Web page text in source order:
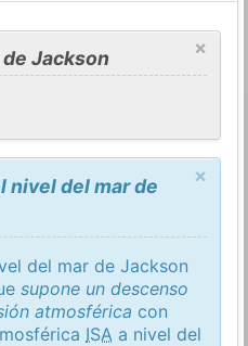
×
Jackson
×
nivel del mar de
del mar de Jackson
supone un descenso
atmosférica con
ISA a nivel del